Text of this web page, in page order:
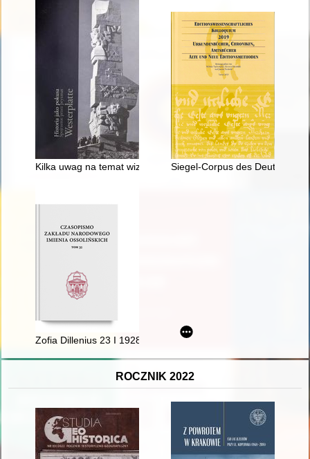
Kilka uwag na temat wizerunku dwudziestolecia
Siegel-Corpus des Deutschen
Zofia Dillenius 23 I 1928 - 2 VIII 2020
ROCZNIK 2022